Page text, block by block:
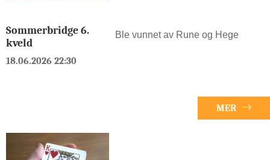
Sommerbridge 6.
kveld
18.06.2026 22:30
Ble vunnet av Rune og Hege
MER